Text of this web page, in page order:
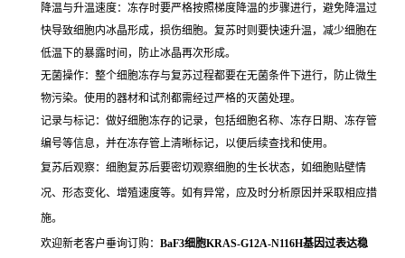
降温与升温速度：冻存时要严格按照梯度降温的步骤进行，避免降温过
快导致细胞内冰晶形成，损伤细胞。复苏时则要快速升温，减少细胞在
低温下的暴露时间，防止冰晶再次形成。
无菌操作：整个细胞冻存与复苏过程都要在无菌条件下进行，防止微生
物污染。使用的器材和试剂都需经过严格的灭菌处理。
记录与标记：做好细胞冻存的记录，包括细胞名称、冻存日期、冻存管
编号等信息，并在冻存管上清晰标记，以便后续查找和使用。
复苏后观察：细胞复苏后要密切观察细胞的生长状态，如细胞贴壁情
况、形态变化、增殖速度等。如有异常，应及时分析原因并采取相应措
施。
欢迎新老客户垂询订购： BaF3细胞KRAS-G12A-N116H基因过表达稳